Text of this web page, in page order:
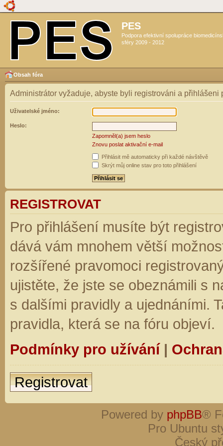
PES
Podpora efektivní spolupráce
sféry 2009 - 2012
Obsah fóra
Administrátor vyžaduje, abyste byli registrováni a přihlášeni
Uživatelské jméno:
Heslo:
Zapomněl(a) jsem heslo
Znovu poslat aktivační e-mail
Přihlásit mě automaticky při každé návštěvě
Skrýt můj online stav pro toto přihlášení
REGISTROVAT
Pro přihlášení musíte být
dává vám mnohem větší
rozšířené pravomoci
ujistěte, že jste se obeznámili s
s dalšími pravidly a ujednáními.
pravidla, která se na fóru objeví.
Podmínky pro užívání|
Registrovat
Powered by phpBB®
Pro Ubuntu
Český